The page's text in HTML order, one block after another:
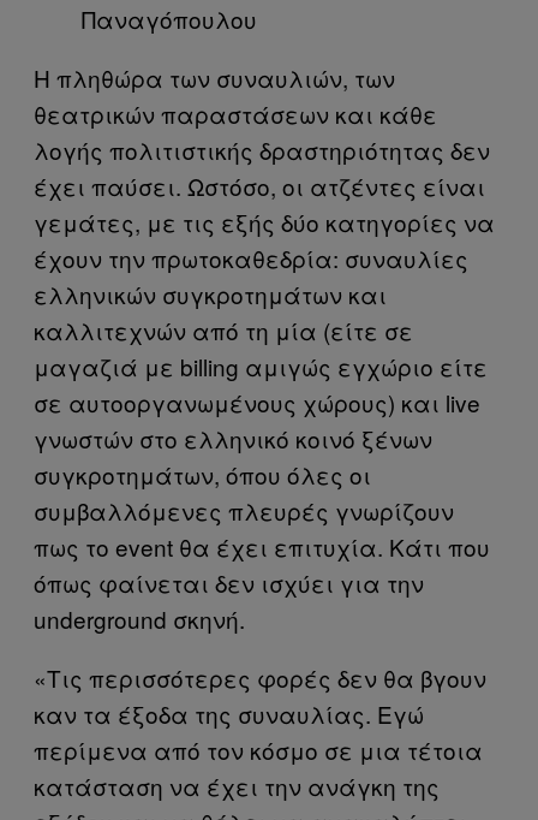
Παναγόπουλου
Η πληθώρα των συναυλιών, των
θεατρικών παραστάσεων και κάθε
λογής πολιτιστικής δραστηριότητας δεν
έχει παύσει. Ωστόσο, οι ατζέντες είναι
γεμάτες, με τις εξής δύο κατηγορίες να
έχουν την πρωτοκαθεδρία: συναυλίες
ελληνικών συγκροτημάτων και
καλλιτεχνών από τη μία (είτε σε
μαγαζιά με billing αμιγώς εγχώριο είτε
σε αυτοοργανωμένους χώρους) και live
γνωστών στο ελληνικό κοινό ξένων
συγκροτημάτων, όπου όλες οι
συμβαλλόμενες πλευρές γνωρίζουν
πως το event θα έχει επιτυχία. Κάτι που
όπως φαίνεται δεν ισχύει για την
underground σκηνή.
«Τις περισσότερες φορές δεν θα βγουν
καν τα έξοδα της συναυλίας. Εγώ
περίμενα από τον κόσμο σε μια τέτοια
κατάσταση να έχει την ανάγκη της